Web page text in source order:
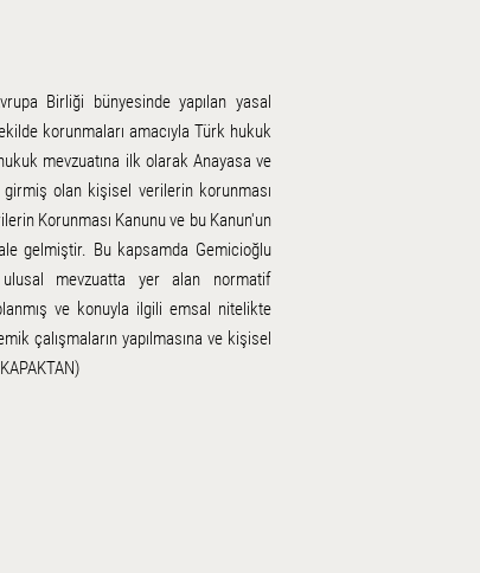
Birliği bünyesinde yapılan yasal
korunmaları amacıyla Türk hukuk
mevzuatına ilk olarak Anayasa ve
olan kişisel verilerin korunması
Korunması Kanunu ve bu Kanun'un
gelmiştir. Bu kapsamda Gemicioğlu
mevzuatta yer alan normatif
ve konuyla ilgili emsal nitelikte
çalışmaların yapılmasına ve kişisel